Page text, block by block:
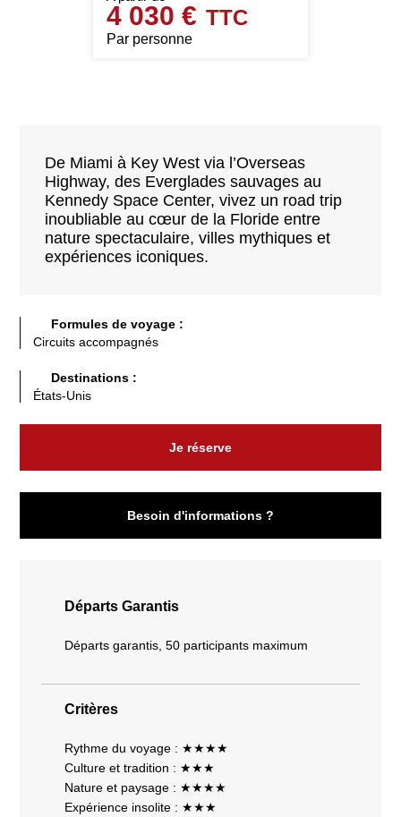
4 030 €
Par personne
De Miami à Key West via l’Overseas
Highway, des Everglades sauvages au
Kennedy Space Center, vivez un road trip
inoubliable au cœur de la Floride entre
nature spectaculaire, villes mythiques et
expériences iconiques.
Formules de voyage :
Circuits accompagnés
Destinations :
États-Unis
Je réserve
Besoin d'informations ?
Départs Garantis
Départs garantis, 50 participants maximum
Critères
Rythme du voyage : ★★★★
Culture et tradition : ★★★
Nature et paysage : ★★★★
Expérience insolite : ★★★